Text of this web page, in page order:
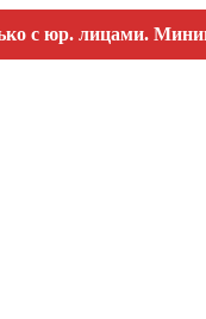
лицами.